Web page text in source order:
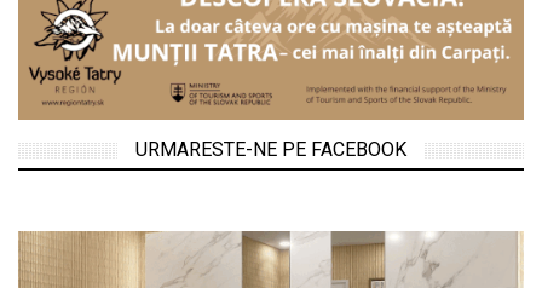
URMARESTE-NE PE FACEBOOK